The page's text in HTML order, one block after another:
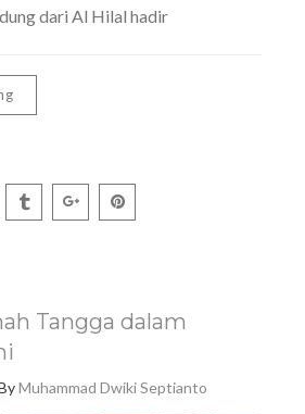
dari Al Hilal hadir
Tangga dalam
Muhammad Dwiki Septianto